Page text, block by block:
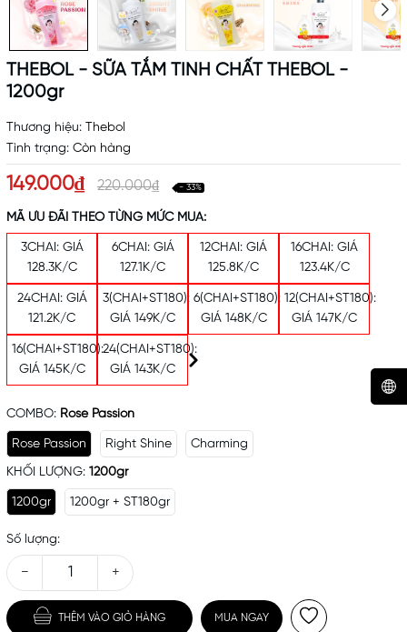
THEBOL - SỮA TẮM TINH CHẤT THEBOL -
1200gr
Thương hiệu: Thebol
Tình trạng: Còn hàng
149.000₫ 220.000₫ - 33%
MÃ ƯU ĐÃI THEO TỪNG MỨC MUA:
3CHAI: GIÁ
128.3K/C
6CHAI: GIÁ
127.1K/C
12CHAI: GIÁ
125.8K/C
16CHAI: GIÁ
123.4K/C
24CHAI: GIÁ
121.2K/C
3(CHAI+ST180):
GIÁ 149K/C
6(CHAI+ST180):
GIÁ 148K/C
12(CHAI+ST180):
GIÁ 147K/C
16(CHAI+ST180):
GIÁ 145K/C
24(CHAI+ST180):
GIÁ 143K/C
COMBO: Rose Passion
Rose Passion Right Shine Charming
KHỐI LƯỢNG: 1200gr
1200gr 1200gr + ST180gr
Số lượng:
− +
THÊM VÀO GIỎ HÀNG MUA NGAY
Mã khuyến mãi:
Điều kiện: